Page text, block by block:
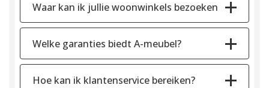
Waar kan ik jullie woonwinkels bezoeken
Welke garanties biedt A-meubel?
Hoe kan ik klantenservice bereiken?